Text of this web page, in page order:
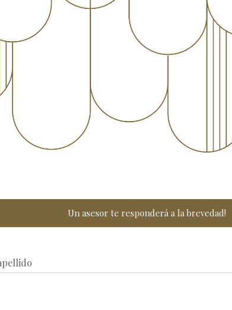
Un asesor te responderá a la brevedad!